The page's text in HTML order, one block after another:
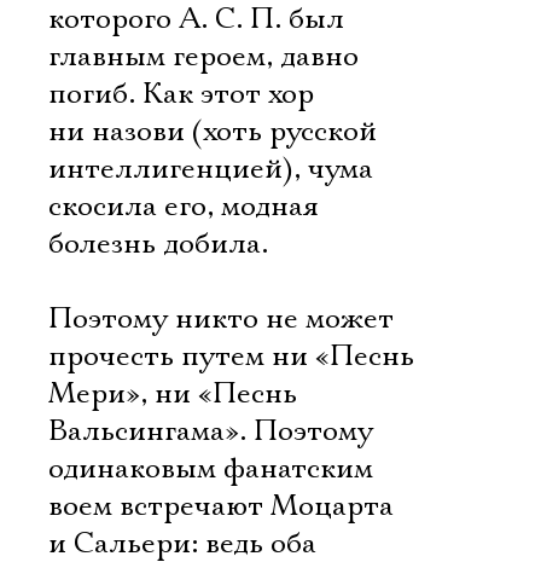
которого А. С. П. был
главным героем, давно
погиб. Как этот хор
ни назови (хоть русской
интеллигенцией), чума
скосила его, модная
болезнь добила.
Поэтому никто не может
прочесть путем ни «Песнь
Мери», ни «Песнь
Вальсингама». Поэтому
одинаковым фанатским
воем встречают Моцарта
и Сальери: ведь оба 